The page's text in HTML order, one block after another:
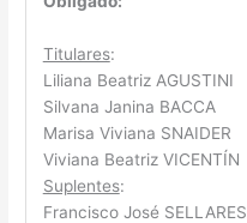
Titulares:
Liliana Beatriz AGUSTINI
Silvana Janina BACCA
Marisa Viviana SNAIDER
Viviana Beatriz VICENTÍN
Suplentes:
Francisco José SELLARES